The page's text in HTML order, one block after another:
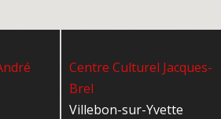
Centre Culturel Jacques-
Brel
Villebon-sur-Yvette